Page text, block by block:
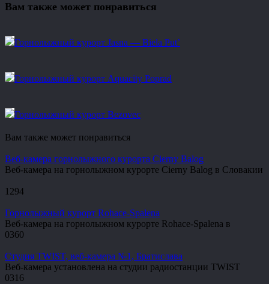
Вам также может понравиться
Горнолыжный курорт Jasna — Biela Put’
Горнолыжный курорт Aquacity Poprad
Горнолыжный курорт Bezovec
Вам также может понравиться
Веб-камера горнолыжного курорта Cierny Balog
Веб-камера на горнолыжном курорте Cierny Balog в Словакии
1 294
Горнолыжный курорт Rohace-Spalena
Веб-камера на горнолыжном курорте Rohace-Spalena в
0360
Студия TWIST, веб-камера №1, Братислава
Веб-камера установлена на студии радиостанции TWIST
0316